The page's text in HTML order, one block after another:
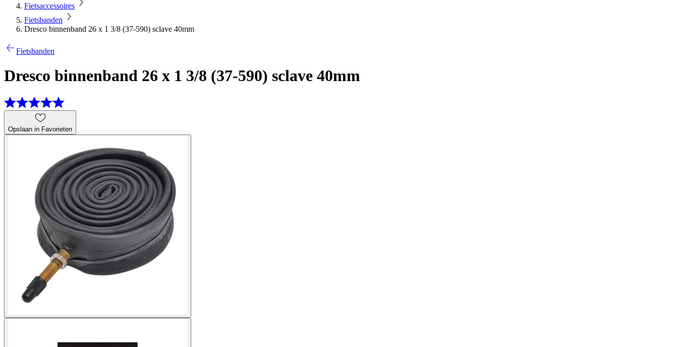
Fietsaccessoires
Fietsbanden
Dresco binnenband 26 x 1 3/8 (37-590) sclave 40mm
Fietsbanden
Dresco binnenband 26 x 1 3/8 (37-590) sclave 40mm
Opslaan in Favorieten